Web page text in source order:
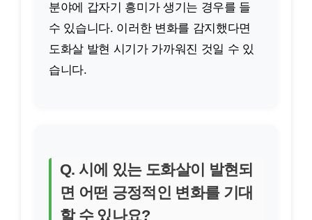
분야에 갑자기 흥미가 생기는 경우를 들
수 있습니다. 이러한 변화를 감지했다면
도화살 발현 시기가 가까워진 것일 수 있
습니다.
Q. 시에 있는 도화살이 발현되
면 어떤 긍정적인 변화를 기대
할 수 있나요?